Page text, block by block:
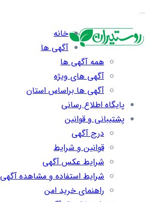
…
خانه
آگهی ها
همه آگهی ها
آگهی های ویژه
آگهی ها براساس استان
پایگاه اطلاع رسانی
پشتیبانی و قوانین
درج آگهی
قوانین و شرایط
شرایط عکس آگهی
شرایط استفاده و مشاهده آگهی
راهنمای خرید امن